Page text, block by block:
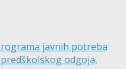
javnih potreba
odgoja,